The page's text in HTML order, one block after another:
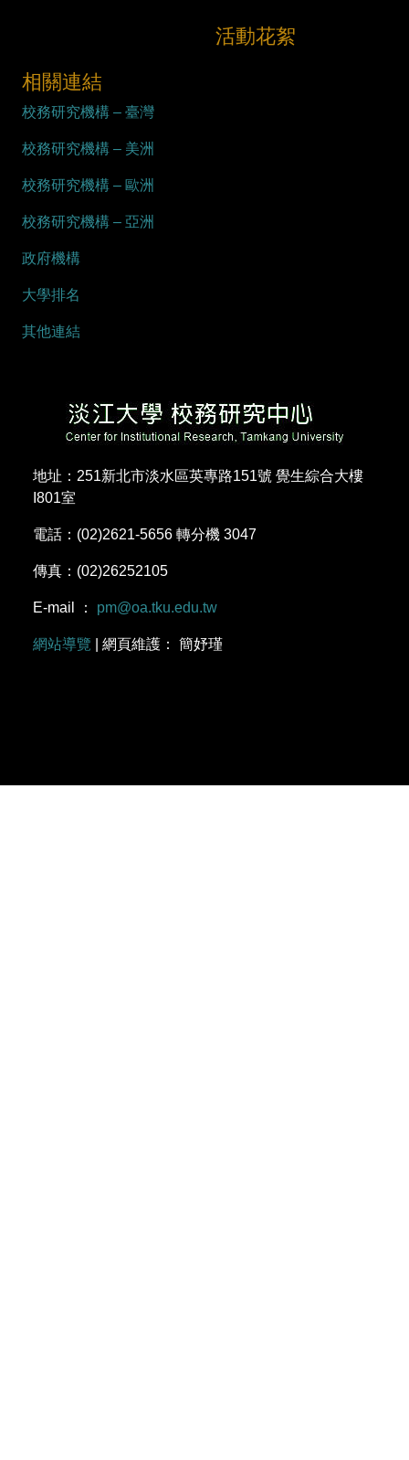
活動花絮
相關連結
校務研究機構 – 臺灣
校務研究機構 – 美洲
校務研究機構 – 歐洲
校務研究機構 – 亞洲
政府機構
大學排名
其他連結
地址：251新北市淡水區英專路151號 覺生綜合大樓
I801室
電話：(02)2621-5656 轉分機 3047
傳真：(02)26252105
E-mail ： pm@oa.tku.edu.tw
網站導覽 | 網頁維護： 簡妤瑾